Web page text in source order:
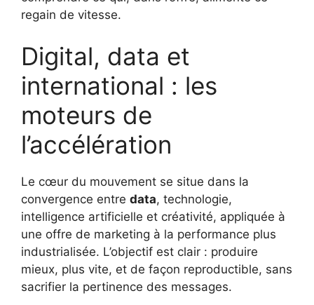
regain de vitesse.
Digital, data et
international : les
moteurs de
l’accélération
Le cœur du mouvement se situe dans la
convergence entre data, technologie,
intelligence artificielle et créativité, appliquée à
une offre de marketing à la performance plus
industrialisée. L’objectif est clair : produire
mieux, plus vite, et de façon reproductible, sans
sacrifier la pertinence des messages.